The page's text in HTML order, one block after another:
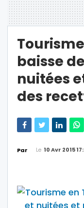
baisse
nuitées
des
Par Le 10 Avr 2015